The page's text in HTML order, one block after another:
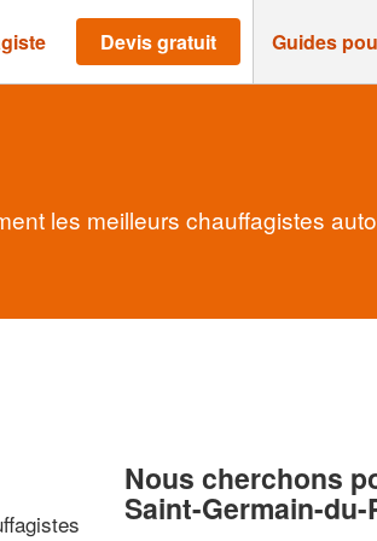
Devis gratuit Guides
les meilleurs chauffagistes
Nous cherchons
Saint-Germain-du-